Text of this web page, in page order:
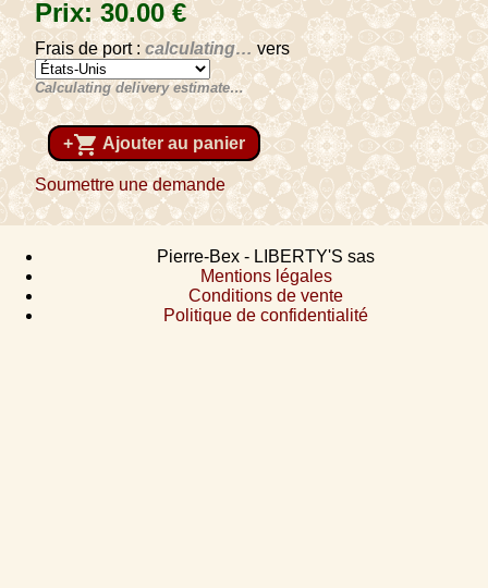
Prix:30.00€
Frais de port :calculating…vers
Calculating delivery estimate…
+shopping_cart Ajouter au panier
Soumettre une demande
Pierre-Bex - LIBERTY'S sas
Mentions légales
Conditions de vente
Politique de confidentialité